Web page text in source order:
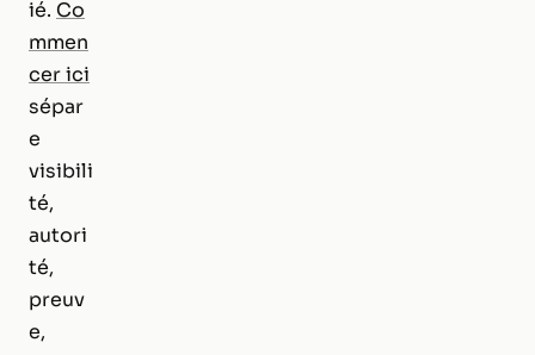
ié. Co
mmen
cer ici
sépar
e
visibili
té,
autori
té,
preuv
e,